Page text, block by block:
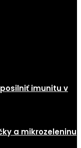
imunitu v
a mikrozeleninu